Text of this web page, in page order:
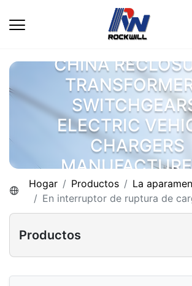
CHINA
ELECTRIC
CHARGERS
Hogar Productos
La
En interruptor de ruptura de
Productos